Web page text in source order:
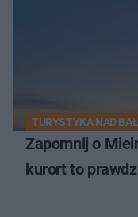
TURYSTYKA NAD
Zapomnij o
kurort to